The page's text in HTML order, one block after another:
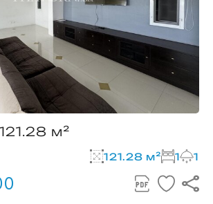
м²
121.28 м² 1 1